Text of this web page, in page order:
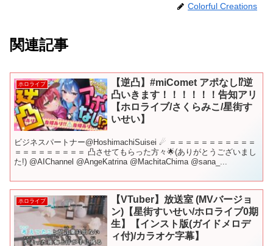
Colorful Creations
関連記事
ホロライブ
【逆凸】#miComet アポなし⁉逆
凸いきます！！！！！！告知アリ
【ホロライブ/さくらみこ/星街す
いせい】
ビジネスパートナー@HoshimachiSuisei ☄ ＝＝＝＝＝＝＝＝＝＝＝
＝＝＝＝＝＝＝＝＝ 凸させてもらった方々🌟(ありがとうございまし
た!) @AIChannel @AngeKatrina @MachitaChima @sana_...
ホロライブ
【VTuber】放送室 (MVバージョ
ン)【星街すいせい/ホロライブ0期
生】【インスト版(ガイドメロデ
ィ付)/カラオケ字幕】